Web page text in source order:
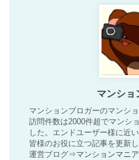
マンショ
マンションブロガーのマンシ
訪問件数は2000件超でマンシ
した。エンドユーザー様に近
皆様のお役に立つ記事を更新
運営ブログ⇒マンションマニ